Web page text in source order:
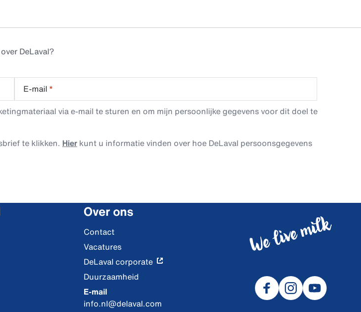
DeLaval?
E-mail *
via e-mail te sturen en om mijn persoonlijke gegevens voor dit doel te
te klikken. Hier kunt u informatie vinden over hoe DeLaval persoonsgegevens
Over ons
Contact
Vacatures
DeLaval corporate
Duurzaamheid
E-mail
info.nl@delaval.com